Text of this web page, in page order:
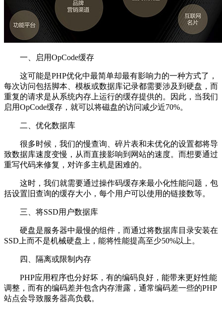
一、启用OpCode缓存
这可能是PHP优化中最简单却最有影响力的一种方式了，
每次访问包括脚本、模板或数据库记录都需要涉及到硬盘，而
重复的请求是从系统内存上运行的缓存提供的。因此，当我们
启用OpCode缓存，就可以将磁盘的访问减少近70%。
二、优化数据库
很多时候，我们的慢查询、碎片表和未优化的设置都将导
致数据库速度变慢，从而直接影响到网站的速度。而想要通过
重写代码来修复，对许多主机是困难的。
这时，我们就需要通过操作码缓存来最小化性能问题，包
括设置旧查询的缓存大小，每个用户可以使用的链接数等。
三、将SSD用户数据库
硬盘是服务器中最慢的组件，而通过将数据库目录安装在
SSD上而不是机械硬盘上，能将性能提高至少50%以上。
四、隔离或限制内存
PHP应用程序也分好坏，有的编码良好，能带来更好性能
调整，而有的编码差并包含内存泄露，通常编码差一些的PHP
站点会导致服务器高负载。